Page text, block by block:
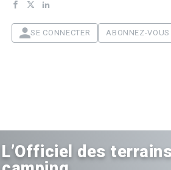
SE CONNECTER ABONNEZ-VOUS
L’Officiel des